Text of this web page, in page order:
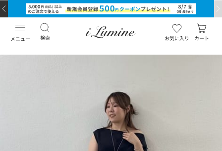
メニュー 検索 お気に入り カート